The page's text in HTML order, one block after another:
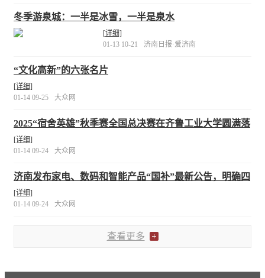
冬季游泉城：一半是冰雪，一半是泉水
[详细]
01-13 10-21
济南日报·爱济南
“文化高新”的六张名片
[详细]
01-14 09-25
大众网
2025“宿舍英雄”秋季赛全国总决赛在齐鲁工业大学圆满落
幕
[详细]
01-14 09-24
大众网
济南发布家电、数码和智能产品“国补”最新公告，明确四
个电商平台可申领补贴资格
[详细]
01-14 09-24
大众网
查看更多